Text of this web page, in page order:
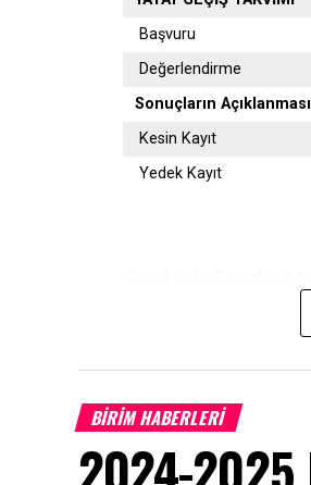
Başvuru
Değerlendirme
Sonuçların Açıklanması
Kesin Kayıt
Yedek Kayıt
olarak yapılacaktır.
BİRİM HABERLERİ
2024-2025